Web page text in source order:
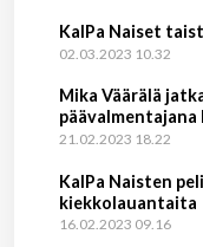
KalPa Naiset
02.03.2023 10.32
Mika Väärälä
päävalmentajana
21.02.2023 18.22
KalPa Naisten
kiekkolauantaita
16.02.2023 09.16